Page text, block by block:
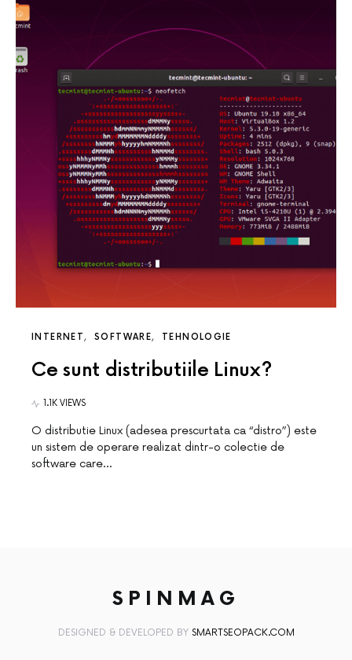
INTERNET SOFTWARE TEHNOLOGIE
Ce sunt distributiile Linux?
1.1K VIEWS
O distributie Linux (adesea prescurtata ca “distro”) este
un sistem de operare realizat dintr-o colectie de
software care…
SPINMAG
DESIGNED & DEVELOPED BY SMARTSEOPACK.COM